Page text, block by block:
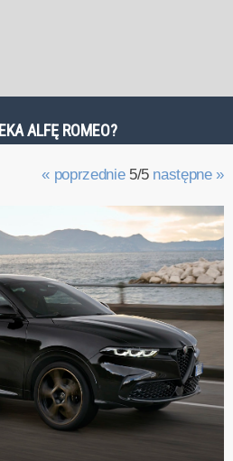
ALFĘ ROMEO?
« poprzednie5/5 następne »